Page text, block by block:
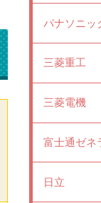
パナソニッ
三菱重工
三菱電機
富士通ゼネ
日立